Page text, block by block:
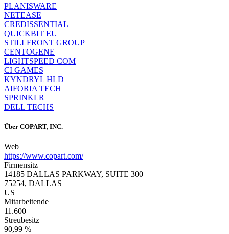
PLANISWARE
NETEASE
CREDISSENTIAL
QUICKBIT EU
STILLFRONT GROUP
CENTOGENE
LIGHTSPEED COM
CI GAMES
KYNDRYL HLD
AIFORIA TECH
SPRINKLR
DELL TECHS
Über COPART, INC.
Web
https://www.copart.com/
Firmensitz
14185 DALLAS PARKWAY, SUITE 300
75254, DALLAS
US
Mitarbeitende
11.600
Streubesitz
90,99 %